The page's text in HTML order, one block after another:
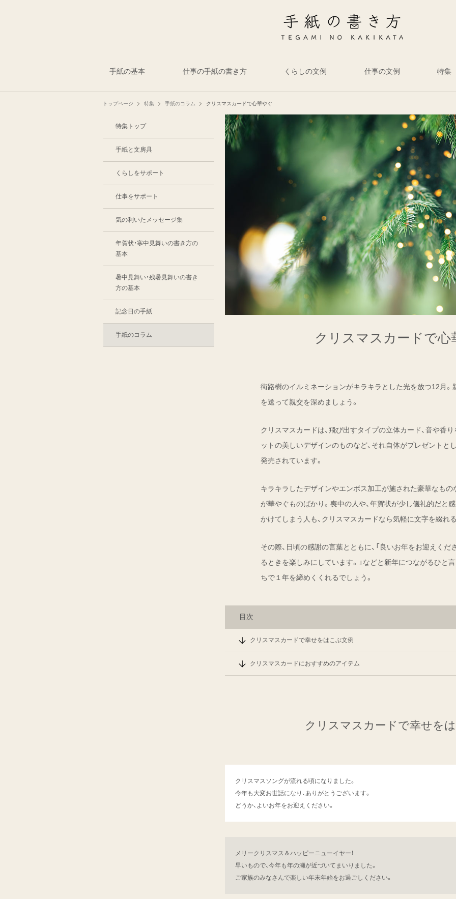
手紙の基本 仕事の手紙の書き方 くらしの文例 仕事の文例 特集
トップページ 特集 手紙のコラム クリスマスカードで心華やぐ
クリスマスカードで心
街路樹のイルミネーションがキラキラとした光を放つ12月
を送って親交を深めましょう。
クリスマスカードは、飛び出すタイプの立体カード、音や香
ットの美しいデザインのものなど、それ自体がプレゼントと
発売されています。
キラキラしたデザインやエンボス加工が施された豪華なもの
が華やぐものばかり。喪中の人や、年賀状が少し儀礼的だと
かけてしまう人も、クリスマスカードなら気軽に文字を綴れ
その際、日頃の感謝の言葉とともに、「良いお年をお迎えくだ
るときを楽しみにしています。」などと新年につながるひと
ちで１年を締めくくれるでしょう。
目次
クリスマスカードで幸せをはこぶ文例
クリスマスカードにおすすめのアイテム
クリスマスカードで幸せを
クリスマスソングが流れる頃になりました。
今年も大変お世話になり、ありがとうございます。
どうか、よいお年をお迎えください。
メリークリスマス＆ハッピーニューイヤー！
早いもので、今年も年の瀬が近づいてまいりました。
ご家族のみなさんで楽しい年末年始をお過ごしください。
特集トップ
手紙と文房具
くらしをサポート
仕事をサポート
気の利いたメッセージ集
年賀状・寒中見舞いの書き方の
基本
暑中見舞い・残暑見舞いの書き
方の基本
記念日の手紙
手紙のコラム